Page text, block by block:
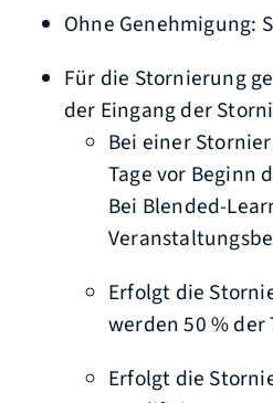
Ohne Genehmigung:
Für die Stornierung
der Eingang der
Bei einer
Tage vor Beginn
Bei Blended-
Erfolgt die
werden 50 %
Erfolgt die